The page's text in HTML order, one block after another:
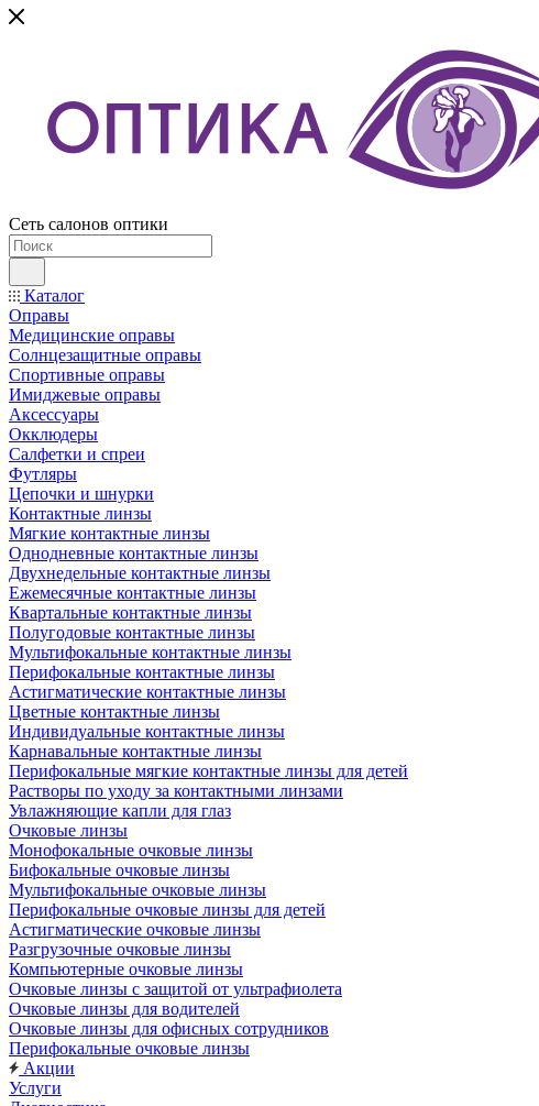
Сеть салонов оптики
Каталог
Оправы
Медицинские оправы
Солнцезащитные оправы
Спортивные оправы
Имиджевые оправы
Аксессуары
Окклюдеры
Салфетки и спреи
Футляры
Цепочки и шнурки
Контактные линзы
Мягкие контактные линзы
Однодневные контактные линзы
Двухнедельные контактные линзы
Ежемесячные контактные линзы
Квартальные контактные линзы
Полугодовые контактные линзы
Мультифокальные контактные линзы
Перифокальные контактные линзы
Астигматические контактные линзы
Цветные контактные линзы
Индивидуальные контактные линзы
Карнавальные контактные линзы
Перифокальные мягкие контактные линзы для детей
Растворы по уходу за контактными линзами
Увлажняющие капли для глаз
Очковые линзы
Монофокальные очковые линзы
Бифокальные очковые линзы
Мультифокальные очковые линзы
Перифокальные очковые линзы для детей
Астигматические очковые линзы
Разгрузочные очковые линзы
Компьютерные очковые линзы
Очковые линзы с защитой от ультрафиолета
Очковые линзы для водителей
Очковые линзы для офисных сотрудников
Перифокальные очковые линзы
Акции
Услуги